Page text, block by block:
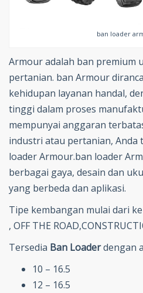
ban loader
Armour adalah ban premium
pertanian. ban Armour
kehidupan layanan handal,
tinggi dalam proses
mempunyai anggaran
industri atau pertanian, Anda
loader Armour.ban loader
berbagai gaya, desain dan
yang berbeda dan aplikasi.
Tipe kembangan mulai dari
, OFF THE
Tersedia Ban Loaderdengan
10 – 16.5
12 – 16.5